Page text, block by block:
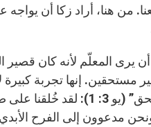
هنا، أراد زكا أن يواجه
يرى المعلّم لأنه كان قصير
مستحقين. إنها تجربة كبيرة
أيضًا. فبحسب إيماننا نحن “أولاد
مدعوون إلى الفرح الأبدي